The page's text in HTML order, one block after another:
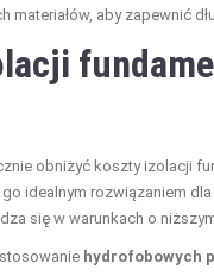
aby zapewnić
obniżyć koszty izolacji
idealnym rozwiązaniem
się w warunkach o
hydrofobowych